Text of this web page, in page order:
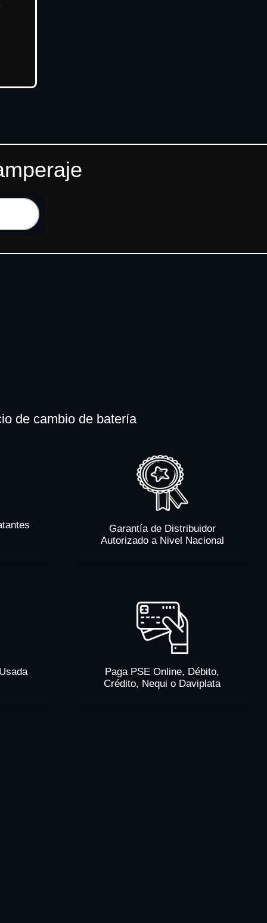
de cambio de batería
Garantía de Distribuidor
Autorizado a Nivel Nacional
Paga PSE Online, Débito,
Crédito, Nequi o Daviplata